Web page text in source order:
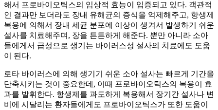
해서 프로바이오틱스의 임상적 효능이 입증되고 있다. 객관적
인 결과만 보더라도 장내 유해균의 증식을 억제해주고, 항생제
복용에 의해서 장내 세균 분포에 이상이 생겨서 발생하기 쉬운
설사를 치료해주며, 장을 튼튼하게 해준다. 뿐만 아니라 소아
들에게서 급성으로 생기는 바이러스성 설사의 치료에도 도움
이 된다.
로타 바이러스에 의해 생기기 쉬운 소아 설사는 빠르게 기간을
단축시키는 것이 중요한데, 이때 프로바이오틱스의 복용이 효
과를 발휘한다. 항생제를 과도하게 복용해서 장기간 설사나 변
비에 시달리는 환자들에게도 프로바이오틱스가 또한 도움이